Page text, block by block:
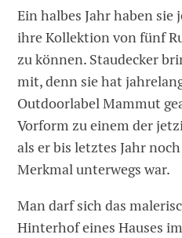
Ein halbes Jahr haben sie
ihre Kollektion von fünf
zu können. Staudecker
mit, denn sie hat
Outdoorlabel Mammut
Vorform zu einem der
als er bis letztes Jahr
Merkmal unterwegs war.
Man darf sich das
Hinterhof eines Hauses